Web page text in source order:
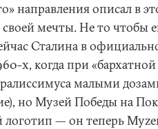
направления описал в
мечты. Не то чтобы
Сталина в
х, когда при «бархатной
малыми
но Музей Победы на
логотип — он теперь